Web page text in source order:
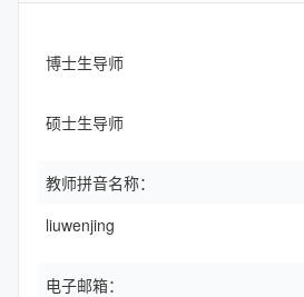
博士生导师
硕士生导师
教师拼音名称：
liuwenjing
电子邮箱：